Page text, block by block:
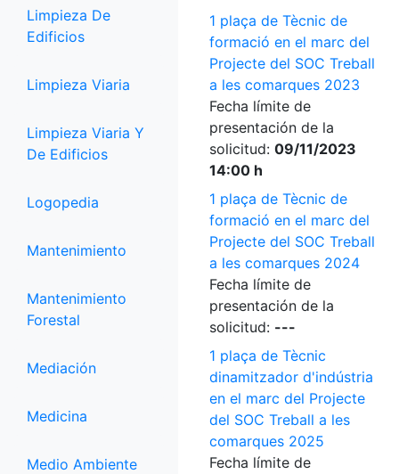
Limpieza De
Edificios
Limpieza Viaria
Limpieza Viaria Y
De Edificios
Logopedia
Mantenimiento
Mantenimiento
Forestal
Mediación
Medicina
Medio Ambiente
1 plaça de Tècnic de
formació en el marc del
Projecte del SOC Treball
a les comarques 2023
Fecha límite de
presentación de la
solicitud: 09/11/2023
14:00 h
1 plaça de Tècnic de
formació en el marc del
Projecte del SOC Treball
a les comarques 2024
Fecha límite de
presentación de la
solicitud: ---
1 plaça de Tècnic
dinamitzador d'indústria
en el marc del Projecte
del SOC Treball a les
comarques 2025
Fecha límite de